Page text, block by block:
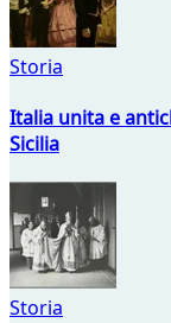
Storia
Italia unita e
Sicilia
Storia